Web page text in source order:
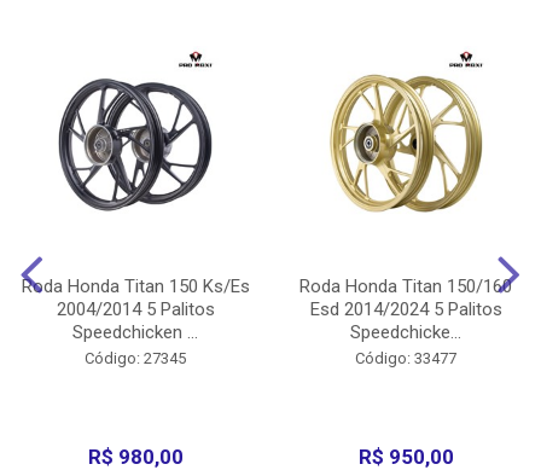
Roda Honda Titan 150 Ks/Es
2004/2014 5 Palitos
Speedchicken ...
Código: 27345
R$ 980,00
Roda Honda Titan 150/160
Esd 2014/2024 5 Palitos
Speedchicke...
Código: 33477
R$ 950,00